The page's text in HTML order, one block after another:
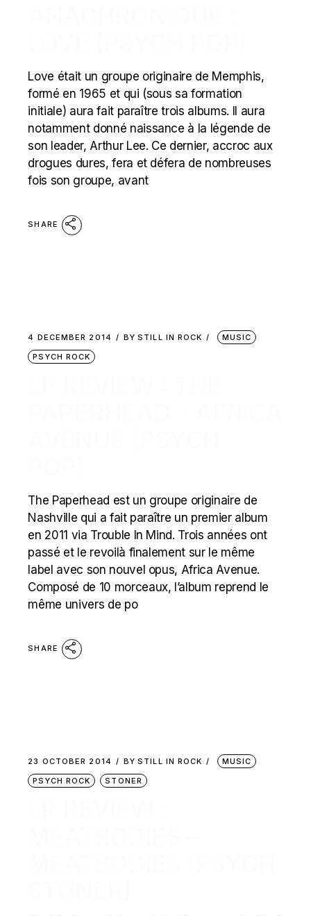
Love était un groupe originaire de Memphis,
formé en 1965 et qui (sous sa formation
initiale) aura fait paraître trois albums. Il aura
notamment donné naissance à la légende de
son leader, Arthur Lee. Ce dernier, accroc aux
drogues dures, fera et défera de nombreuses
fois son groupe, avant
SHARE
4 DECEMBER 2014 BY STILL IN ROCK
MUSIC
PSYCH ROCK
The Paperhead est un groupe originaire de
Nashville qui a fait paraître un premier album
en 2011 via Trouble In Mind. Trois années ont
passé et le revoilà finalement sur le même
label avec son nouvel opus, Africa Avenue.
Composé de 10 morceaux, l’album reprend le
même univers de po
SHARE
23 OCTOBER 2014 BY STILL IN ROCK
MUSIC
PSYCH ROCK
STONER